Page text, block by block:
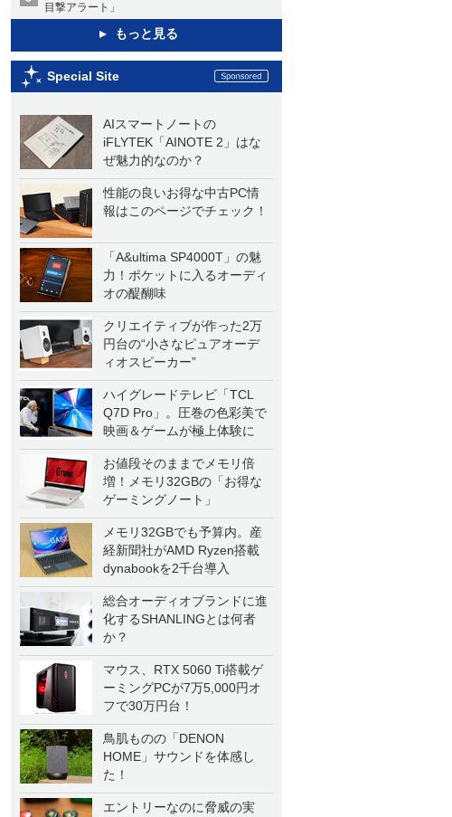
目撃アラート」
もっと見る
Special Site
AIスマートノートの
iFLYTEK「AINOTE 2」はな
ぜ魅力的なのか？
性能の良いお得な中古PC情
報はこのページでチェック！
「A&ultima SP4000T」の魅
力！ポケットに入るオーディ
オの醍醐味
クリエイティブが作った2万
円台の“小さなピュアオーデ
ィオスピーカー”
ハイグレードテレビ「TCL
Q7D Pro」。圧巻の色彩美で
映画＆ゲームが極上体験に
お値段そのままでメモリ倍
増！メモリ32GBの「お得な
ゲーミングノート」
メモリ32GBでも予算内。産
経新聞社がAMD Ryzen搭載
dynabookを2千台導入
総合オーディオブランドに進
化するSHANLINGとは何者
か？
マウス、RTX 5060 Ti搭載ゲ
ーミングPCが7万5,000円オ
フで30万円台！
鳥肌ものの「DENON
HOME」サウンドを体感し
た！
エントリーなのに脅威の実